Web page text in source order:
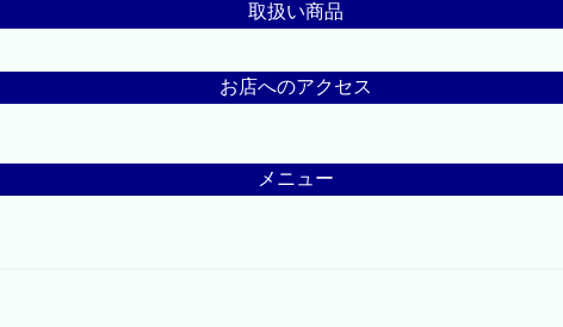
取扱い商品
お店へのアクセス
メニュー